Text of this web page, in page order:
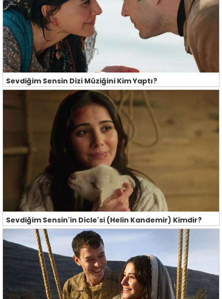
Sevdiğim Sensin Dizi Müziğini Kim Yaptı?
Sevdiğim Sensin'in Dicle'si (Helin Kandemir) Kimdir?